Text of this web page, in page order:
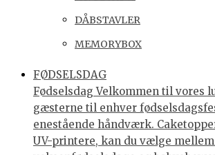
DÅBSTAVLER
MEMORYBOX
FØDSELSDAG
Fødselsdag Velkommen til vores
gæsterne til enhver
enestående håndværk.
UV-printere, kan du vælge